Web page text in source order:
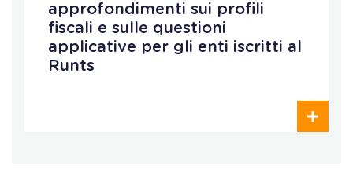
approfondimenti sui profili
fiscali e sulle questioni
applicative per gli enti iscritti al
Runts